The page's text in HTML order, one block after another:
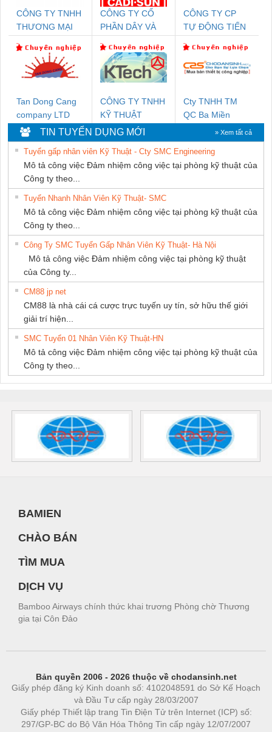
CÔNG TY TNHH
THƯƠNG MẠI
THUẬT ĐIỆN CƠ
GIA HƯNG PHÁT
CÔNG TY CỔ
PHẦN DÂY VÀ
THƯỢNG ĐÌNH
CÔNG TY CP
TỰ ĐỘNG TIẾN
Tan Dong Cang
company LTD
CÔNG TY TNHH
KỸ THUẬT
KTECH VIỆT
NAM
Cty TNHH TM
QC Ba Miền
TIN TUYỂN DỤNG MỚI » Xem tất cả
Tuyển gấp nhân viên Kỹ Thuật - Cty SMC Engineering
Mô tả công việc Đảm nhiệm công việc tại phòng kỹ thuật của
Công ty theo...
Tuyển Nhanh Nhân Viên Kỹ Thuật- SMC
Mô tả công việc Đảm nhiệm công việc tại phòng kỹ thuật của
Công ty theo...
Công Ty SMC Tuyển Gấp Nhân Viên Kỹ Thuật- Hà Nội
Mô tả công việc Đảm nhiệm công việc tại phòng kỹ thuật
của Công ty...
CM88 jp net
CM88 là nhà cái cá cược trực tuyến uy tín, sở hữu thế giới
giải trí hiện...
SMC Tuyển 01 Nhân Viên Kỹ Thuật-HN
Mô tả công việc Đảm nhiệm công việc tại phòng kỹ thuật của
Công ty theo...
BAMIEN
CHÀO BÁN
TÌM MUA
DỊCH VỤ
Bamboo Airways chính thức khai trương Phòng chờ Thương
gia tại Côn Đảo
Bản quyền 2006 - 2026 thuộc về chodansinh.net
Giấy phép đăng ký Kinh doanh số: 4102048591 do Sở Kế Hoạch
và Đầu Tư cấp ngày 28/03/2007
Giấy phép Thiết lập trang Tin Điện Tử trên Internet (ICP) số:
297/GP-BC do Bộ Văn Hóa Thông Tin cấp ngày 12/07/2007